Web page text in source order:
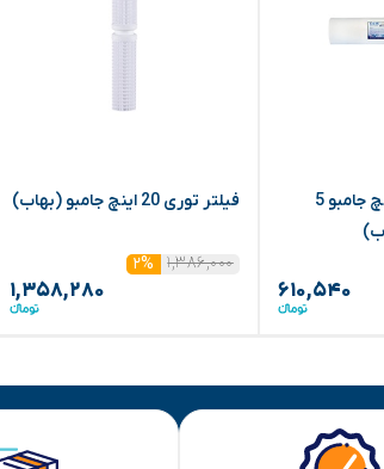
فیلتر الیافی 20 اینچ جامبو 5
۶۱۰,۵۴۰
فیلتر توری 20 اینچ جامبو (بهاب)
۱,۳۸۶,۰۰۰ ۲%
۱,۳۵۸,۲۸۰